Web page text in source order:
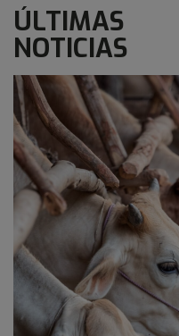
ÚLTIMAS
NOTICIAS